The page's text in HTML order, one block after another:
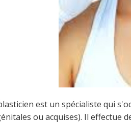
est un spécialiste qui
ou acquises). Il